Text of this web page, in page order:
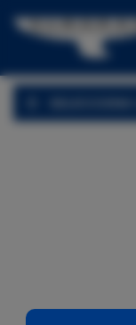
CHARTER
OFERTAS